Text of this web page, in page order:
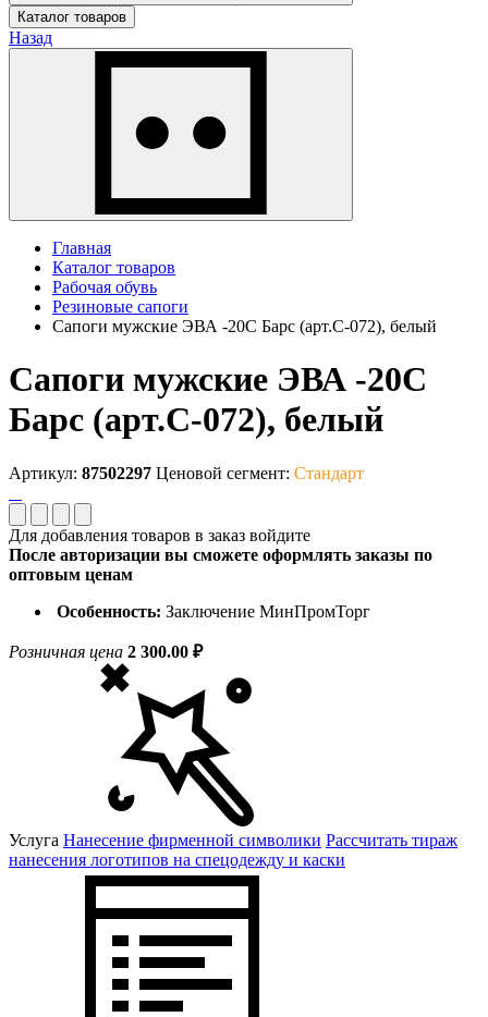
Каталог товаров
Назад
Главная
Каталог товаров
Рабочая обувь
Резиновые сапоги
Сапоги мужские ЭВА -20С Барс (арт.С-072), белый
Сапоги мужские ЭВА -20С
Барс (арт.С-072), белый
Артикул: 87502297 Ценовой сегмент: Стандарт
Для добавления товаров в заказ войдите
После авторизации вы сможете оформлять заказы по
оптовым ценам
Особенность: Заключение МинПромТорг
Розничная цена 2 300.00 ₽
Услуга Нанесение фирменной символики Рассчитать тираж
нанесения логотипов на спецодежду и каски